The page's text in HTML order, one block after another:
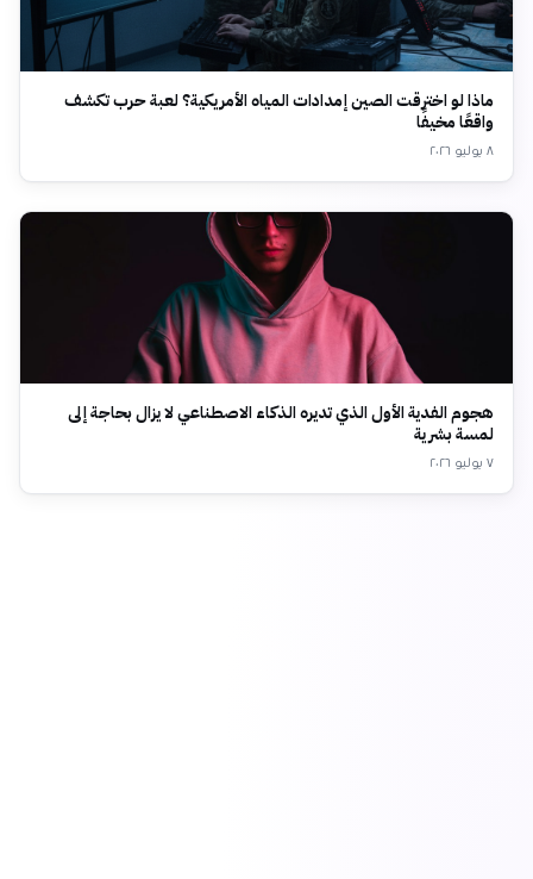
ماذا لو اخترقت الصين إمدادات المياه الأمريكية؟ لعبة حرب تكشف
واقعًا مخيفًا
٨ يوليو ٢٠٢٦
هجوم الفدية الأول الذي تديره الذكاء الاصطناعي لا يزال بحاجة إلى
لمسة بشرية
٧ يوليو ٢٠٢٦